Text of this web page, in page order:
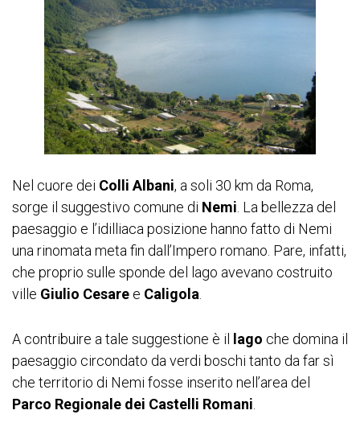
Nel cuore dei Colli Albani, a soli 30 km da Roma,
sorge il suggestivo comune di Nemi . La bellezza del
paesaggio e l’idilliaca posizione hanno fatto di Nemi
una rinomata meta fin dall’Impero romano. Pare, infatti,
che proprio sulle sponde del lago avevano costruito
ville Giulio Cesare e Caligola
A contribuire a tale suggestione è il lago che domina il
paesaggio circondato da verdi boschi tanto da far sì
che territorio di Nemi fosse inserito nell’area del
Parco Regionale dei Castelli Romani